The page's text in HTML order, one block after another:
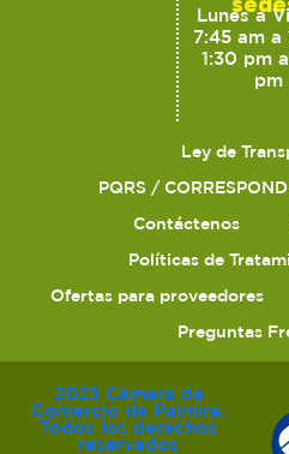
Lunes a
7:45 am a
1:30 pm
pm
Ley de
PQRS /
Contáctenos
Políticas de
Ofertas para proveedores
Preguntas
2023 Cámara de
Comercio de Palmira.
Todos los derechos
reservados